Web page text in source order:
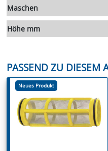
Maschen
Höhe mm
PASSEND ZU DIESEM
Neues Produkt